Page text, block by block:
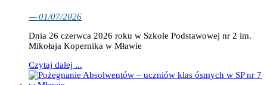
— 01/07/2026
Dnia 26 czerwca 2026 roku w Szkole Podstawowej nr 2 im.
Mikołaja Kopernika w Mławie
Czytaj dalej ...